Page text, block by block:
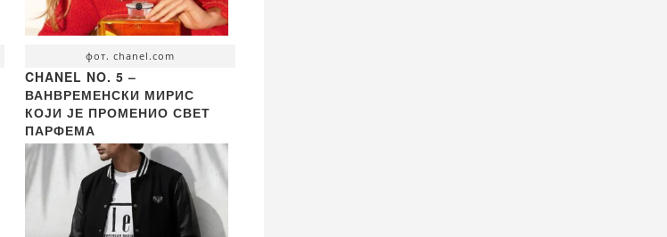
фот. chanel.com
CHANEL NO. 5 –
ВАНВРЕМЕНСКИ МИРИС
КОЈИ ЈЕ ПРОМЕНИО СВЕТ
ПАРФЕМА